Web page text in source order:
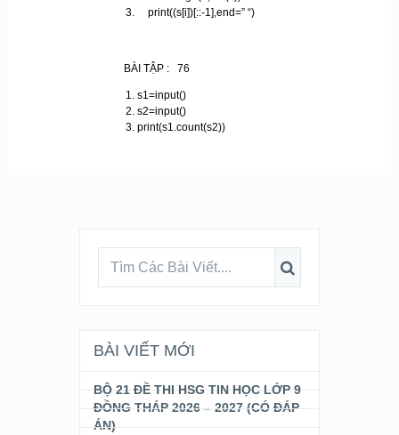
print((s[i])[::-1],end=” “)
BÀI TẬP : 76
s1=input()
s2=input()
print(s1.count(s2))
BÀI VIẾT MỚI
BỘ 21 ĐỀ THI HSG TIN HỌC LỚP 9
ĐỒNG THÁP 2026 – 2027 (CÓ ĐÁP
ÁN)